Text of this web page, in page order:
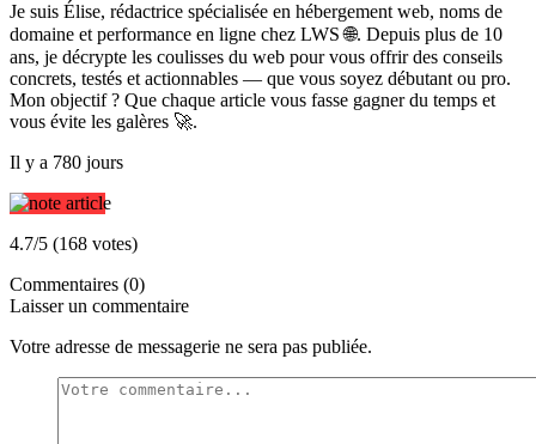
Je suis Élise, rédactrice spécialisée en hébergement web, noms de
domaine et performance en ligne chez LWS 🌐. Depuis plus de 10
ans, je décrypte les coulisses du web pour vous offrir des conseils
concrets, testés et actionnables — que vous soyez débutant ou pro.
Mon objectif ? Que chaque article vous fasse gagner du temps et
vous évite les galères 🚀.
Il y a 780 jours
4.7/5 (168 votes)
Commentaires (0)
Laisser un commentaire
Votre adresse de messagerie ne sera pas publiée.